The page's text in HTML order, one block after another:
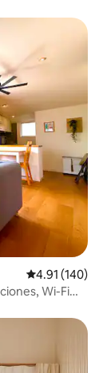
Calificación
4.91 (140)
Wi-Fi